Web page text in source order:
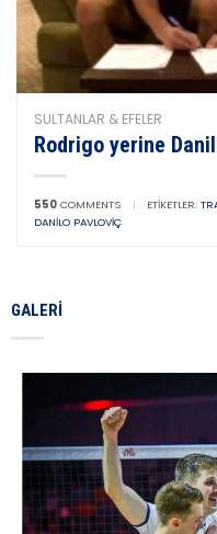
SULTANLAR & EFELER
Rodrigo yerine
550 COMMENTS | ETIKETLER:
DANILO PAVLOVIÇ
GALERI